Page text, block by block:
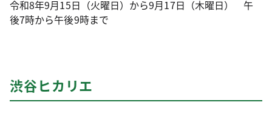
令和8年9月15日（火曜日）から9月17日（木曜日） 午
後7時から午後9時まで
渋谷ヒカリエ